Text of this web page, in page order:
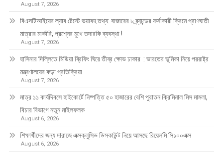
August 7, 2026
বিএসটিআইয়ের ল্যাব টেস্টে ভয়াবহ তথ্য: বাজারের ৮ ব্র্যান্ডের ফর্সাকারী ক্রিমে প্রাণঘাতী
মাত্রার মার্কারি, প্রশ্নের মুখে তদারকি ব্যবস্থা !
August 7, 2026
হাসিনার দিল্লিতে মিডিয়া ব্রিফিং ঘিরে তীব্র ক্ষোভ ঢাকার : ভারতের ভূমিকা নিয়ে পররাষ্ট্র
মন্ত্রণালয়ের কড়া প্রতিক্রিয়া
August 7, 2026
মাত্র ১১ কার্যদিবসে হাইকোর্টে নিষ্পত্তি ৫০ হাজারের বেশি পুরাতন ক্রিমিনাল মিস মামলা,
বিচার বিভাগে নতুন মাইলফলক
August 6, 2026
শিক্ষার্থীদের জন্য দারাজে এক্সক্লুসিভ ডিসকাউন্ট নিয়ে আসছে রিয়েলমি সি১০০এক্স
August 6, 2026